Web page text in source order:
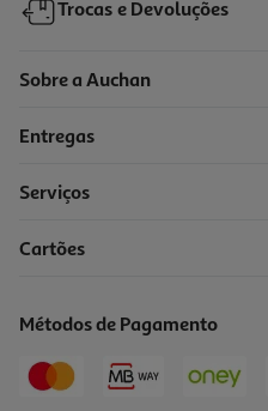
Trocas e Devoluções
Sobre a Auchan
Entregas
Serviços
Cartões
Métodos de Pagamento